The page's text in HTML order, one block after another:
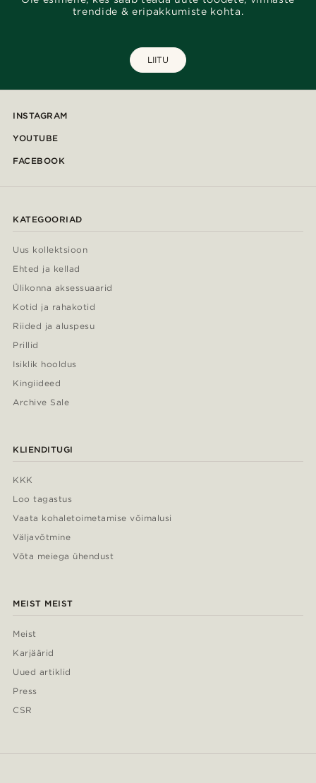
trendide & eripakkumiste kohta.
LIITU
INSTAGRAM
YOUTUBE
FACEBOOK
KATEGOORIAD
Uus kollektsioon
Ehted ja kellad
Ülikonna aksessuaarid
Kotid ja rahakotid
Riided ja aluspesu
Prillid
Isiklik hooldus
Kingiideed
Archive Sale
KLIENDITUGI
KKK
Loo tagastus
Vaata kohaletoimetamise võimalusi
Väljavõtmine
Võta meiega ühendust
MEIST MEIST
Meist
Karjäärid
Uued artiklid
Press
CSR